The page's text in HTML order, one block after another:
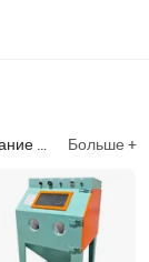
вспомогательное оборудование Больше +